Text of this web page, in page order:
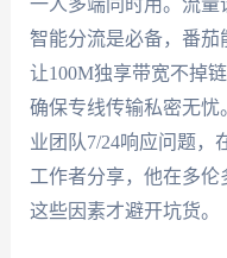
智能分流是必备，番茄
让100M独享带宽不掉
确保专线传输私密无
业团队7/24响应问题，
工作者分享，他在多
这些因素才避开坑货。